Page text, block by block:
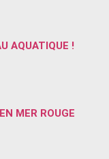
AQUATIQUE !
MER ROUGE